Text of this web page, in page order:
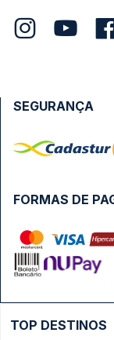
FORMAS DE
SEGURANÇA
TOP DESTINOS